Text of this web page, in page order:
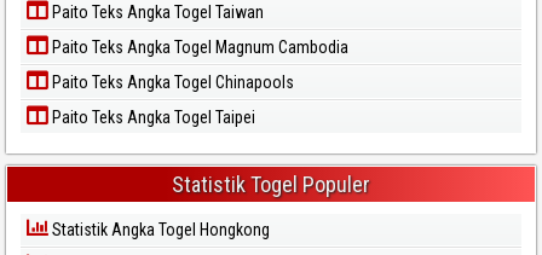
Paito Teks Angka Togel Taiwan
Paito Teks Angka Togel Magnum Cambodia
Paito Teks Angka Togel Chinapools
Paito Teks Angka Togel Taipei
Statistik Togel Populer
Statistik Angka Togel Hongkong